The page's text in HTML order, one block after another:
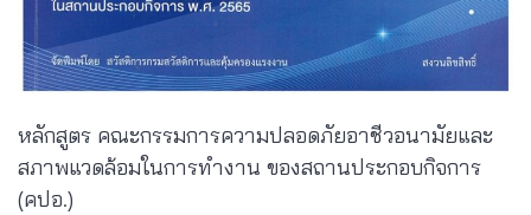
หลักสูตร คณะกรรมการความปลอดภัยอาชีวอนามัยและ
สภาพแวดล้อมในการทำงาน ของสถานประกอบกิจการ
(คปอ.)